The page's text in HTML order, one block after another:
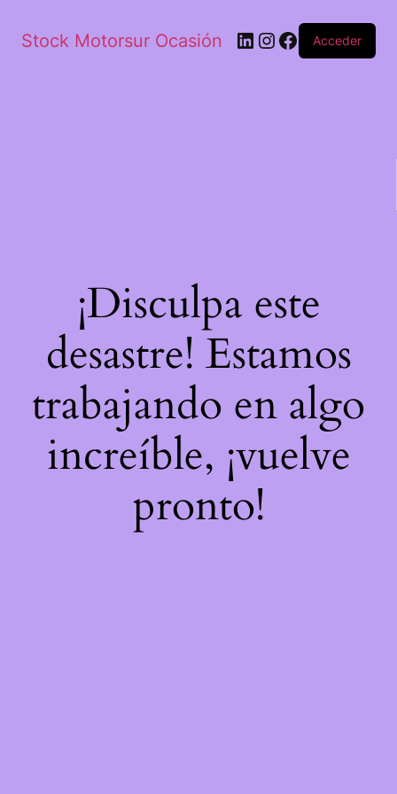
Stock Motorsur Ocasión Acceder
¡Disculpa este
desastre! Estamos
trabajando en algo
increíble, ¡vuelve
pronto!